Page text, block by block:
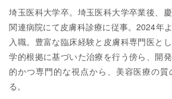
埼玉医科大学卒。埼玉医科大学卒業後、
関連病院にて皮膚科診療に従事。2024年
入職。豊富な臨床経験と皮膚科専門医と
学的根拠に基づいた治療を行う傍ら、開
的かつ専門的な視点から、美容医療の
る。